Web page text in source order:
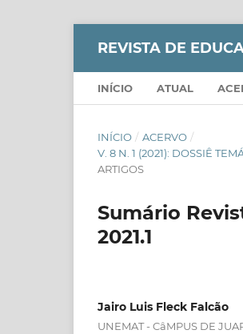
REVISTA DE
INÍCIO ATUAL
INÍCIO / ACERVO /
V. 8 N. 1 (2021): DOSSIÊ
ARTIGOS
Sumário
2021.1
Jairo Luis Fleck Falcão
UNEMAT - CâMPUS DE